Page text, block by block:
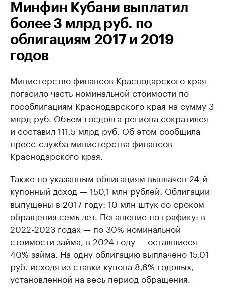
Минфин Кубани выплатил
более 3 млрд руб. по
облигациям 2017 и 2019
годов
Министерство финансов Краснодарского края
погасило часть номинальной стоимости по
гособлигациям Краснодарского края на сумму 3
млрд руб. Объем госдолга региона сократился
и составил 111,5 млрд руб. Об этом сообщила
пресс-служба министерства финансов
Краснодарского края.
Также по указанным облигациям выплачен 24-й
купонный доход — 150,1 млн рублей. Облигации
выпущены в 2017 году: 10 млн штук со сроком
обращения семь лет. Погашение по графику: в
2022-2023 годах — по 30% номинальной
стоимости займа, в 2024 году — оставшиеся
40% займа. На одну облигацию выплачено 15,01
руб. исходя из ставки купона 8,6% годовых,
установленной на весь период обращения.